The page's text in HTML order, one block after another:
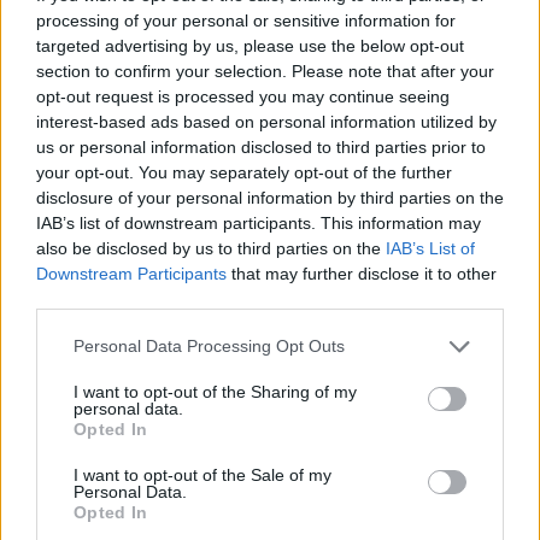
processing of your personal or sensitive information for
targeted advertising by us, please use the below opt-out
section to confirm your selection. Please note that after your
opt-out request is processed you may continue seeing
interest-based ads based on personal information utilized by
us or personal information disclosed to third parties prior to
your opt-out. You may separately opt-out of the further
disclosure of your personal information by third parties on the
IAB’s list of downstream participants. This information may
also be disclosed by us to third parties on the IAB’s List of
Downstream Participants that may further disclose it to other
Personal Data Processing Opt Outs
I want to opt-out of the Sharing of my
personal data.
Opted In
I want to opt-out of the Sale of my
Personal Data.
Opted In
Πανεπιστήμιο Αθηνών και δημοσιεύθηκε στο
J. Agric. Food Chem. 2010,58, 46–50.
Ταυτόχρονα, τα βιολογικά ελαιόλαδα των
ελαιώνων Σακελλαρόπουλου υπερέβησαν έως
και 800 % το όριο των 250 mg/kg φαινολών,
που θέτει ο Ευρωπαϊκός κανονισμός 432 /
2012 και έλαβε υπόψη της η Ευρωπαϊκή Αρχή
για την Ασφάλεια των Τροφίμων (European
Food Safety Authority), όταν το 2012
αναγνώρισε την θετική δράση των φαινολών
Ισχυρισμού Υγείας. Εκεί αναφέρεται ρητά πως
«Οι πολυφαινόλες του ελαιόλαδου
συμβάλλουν στην προστασία των λιπιδίων του
αίματος από το οξειδωτικό στρες».